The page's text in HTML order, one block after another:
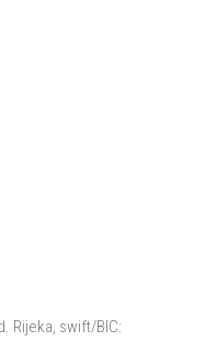
Rijeka, swift/BIC: